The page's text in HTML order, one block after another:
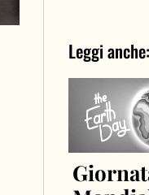
Leggi anche: